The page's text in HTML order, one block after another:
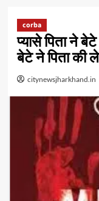
corba
प्यासे पिता ने
बेटे ने पिता की
citynewsjharkhand.in